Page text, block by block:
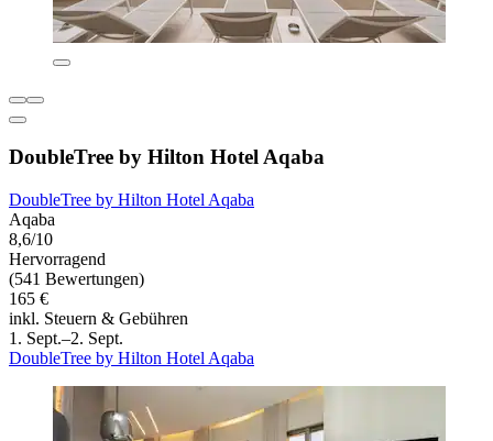
DoubleTree by Hilton Hotel Aqaba
DoubleTree by Hilton Hotel Aqaba
Aqaba
8,6/10
Hervorragend
(541 Bewertungen)
165 €
inkl. Steuern & Gebühren
1. Sept.–2. Sept.
DoubleTree by Hilton Hotel Aqaba